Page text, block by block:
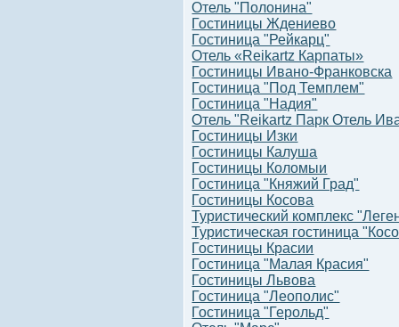
Отель "Полонина"
Гостиницы Ждениево
Гостиница "Рейкарц"
Отель «Reikartz Карпаты»
Гостиницы Ивано-Франковска
Гостиница "Под Темплем"
Гостиница "Надия"
Отель "Reikartz Парк Отель
Гостиницы Изки
Гостиницы Калуша
Гостиницы Коломыи
Гостиница "Княжий Град"
Гостиницы Косова
Туристический комплекс
Туристическая гостиница
Гостиницы Красии
Гостиница "Малая Красия"
Гостиницы Львова
Гостиница "Леополис"
Гостиница "Герольд"